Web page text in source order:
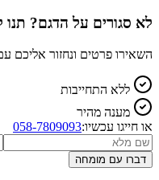
לא סגורים על הדגם? תנו
השאירו פרטים ונחזור אליכם
ללא התחייבות
מענה מהיר
או חייגו עכשיו:058-7809093
דברו עם מומחה